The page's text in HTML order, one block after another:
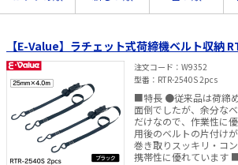
光ファイバー・融着接続機関連
ネットワーク機器
エアコン・換気扇・空調資材
太陽光発電ケーブル・コネクタ・関連資
材/機器
電源ケーブル／コネクタ／分電盤／ブレ
ーカ
照明設置工事
太陽光発電工事
ホテル・病院向け
【E-Value】ラチェット式荷締機ベルト収納
注文コード
W9352
型番
RTR-2540S 2pcs
■特長 ●従来品は荷締
面倒でしたが、余分な
だけなので、作業性に
用後のベルトの片付け
巻き取りスッキリ・コ
携帯性に優れています ■用途 荷物運搬時、荷崩れ